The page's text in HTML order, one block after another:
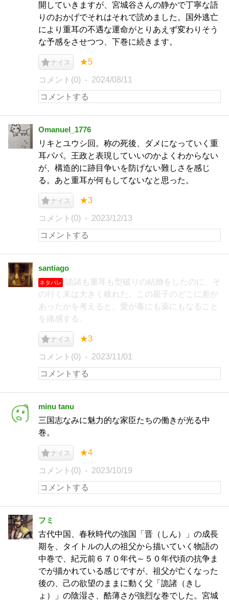
開していきますが、宮城谷さんの静かで丁寧な語
りのおかげでそれはそれで読めました。国外逃亡
により重耳の不遇な運命がとりあえず変わりそう
な予感をさせつつ、下巻に続きます。
ナイス ★5
コメント(0) 2024/08/11
Omanuel_1776
リキとユウシ回。称の死後、ダメになっていく重
耳パパ。王政と表現していいのかよくわからない
が、構造的に跡目争いを防げない難しさを感じ
る。あと重耳が何もしてないなと思った。
ナイス ★3
コメント(0) 2023/12/13
santiago
ネタバレ
詭諸も重耳も型破りの結婚をしたのに、そ
の行く末は大きく岐れた。この親子のどこに差が
あったかを考えると、愛が毒にも薬にもなること
を痛感する。
ナイス ★3
コメント(0) 2023/11/01
minu tanu
三国志なみに魅力的な家臣たちの働きが光る中
巻。
ナイス ★4
コメント(0) 2023/10/19
フミ
古代中国、春秋時代の強国「晋（しん）」の成長
期を、タイトルの人の祖父から描いていく物語の
中巻で、紀元前６７０年代～５０年代頃の抗争ま
でが描かれている感じですが、祖父が亡くなった
後の、己の欲望のままに動く父「詭諸（きし
ょ）」の陰湿さ、酷薄さが強烈な巻でした。宮城